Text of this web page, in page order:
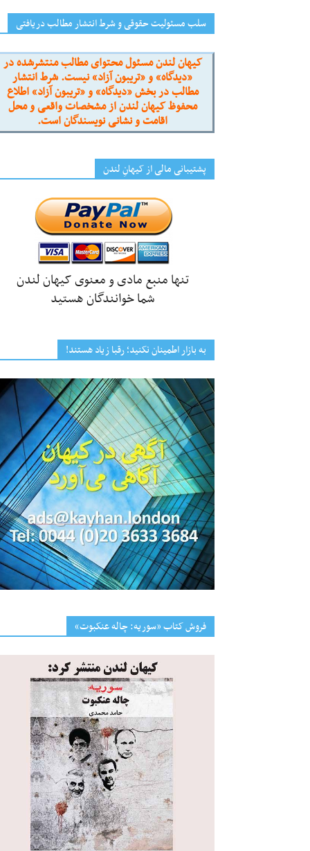
سلب مسئولیت حقوقی و شرط انتشار مطالب دریافتی
کیهان لندن مسئول محتوای مطالب منتشرشده در
«دیدگاه» و «تریبون آزاد» نیست. شرط انتشار
مطالب در بخش «دیدگاه» و «تریبون آزاد» اطلاع
محفوظ کیهان لندن از مشخصات واقعی و محل
اقامت و نشانی نویسندگان است.
پشتیبانی مالی از کیهانِ لندن
تنها منبع مادی و معنوی کیهان لندن
شما خوانندگان هستید
به بازار اطمینان نکنید؛ رقبا زیاد هستند!
فروش کتاب «سوریه: چاله عنکبوت»